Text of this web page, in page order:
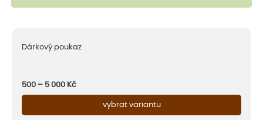
Dárkový poukaz
500 – 5 000 Kč
vybrat variantu